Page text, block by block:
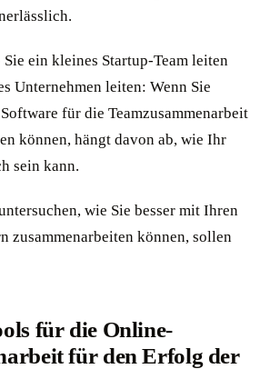
ein kleines Startup-Team leiten
Unternehmen leiten: Wenn Sie
für die Teamzusammenarbeit
können, hängt davon ab, wie Ihr
sein kann.
wie Sie besser mit Ihren
zusammenarbeiten können, sollen
für die Online-
für den Erfolg der